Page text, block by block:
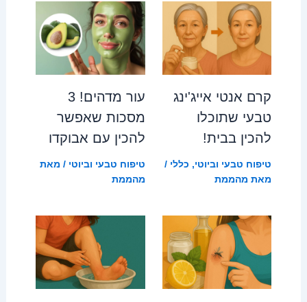
קרם אנטי אייג'ינג
טבעי שתוכלו
להכין בבית!
טיפוח טבעי וביוטי, כללי /
מאת מהממת
עור מדהים! 3
מסכות שאפשר
להכין עם אבוקדו
טיפוח טבעי וביוטי / מאת
מהממת